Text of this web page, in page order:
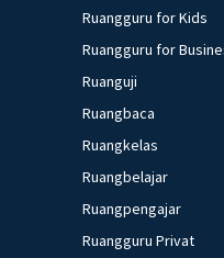
Ruangguru for Kids
Ruangguru for
Ruanguji
Ruangbaca
Ruangkelas
Ruangbelajar
Ruangpengajar
Ruangguru Privat